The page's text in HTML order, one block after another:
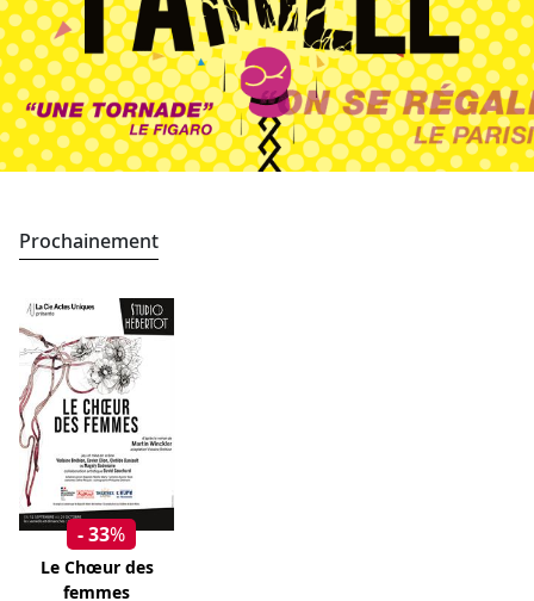
Prochainement
- 33%
Le Chœur des
femmes